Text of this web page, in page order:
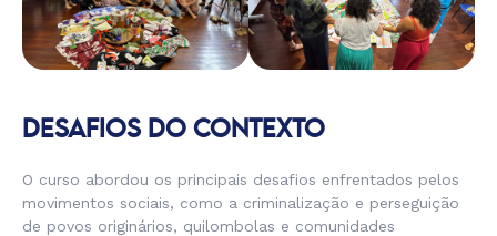
DESAFIOS DO CONTEXTO
O curso abordou os principais desafios enfrentados pelos
movimentos sociais, como a criminalização e perseguição
de povos originários, quilombolas e comunidades